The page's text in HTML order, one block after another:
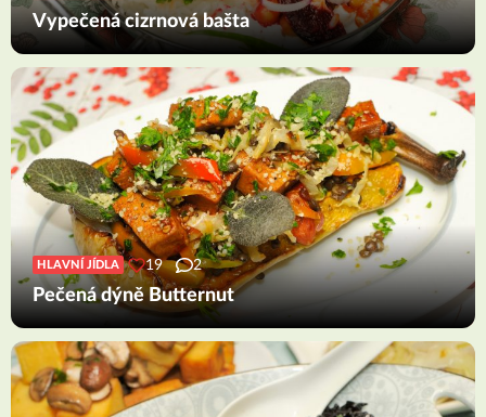
Vypečená cizrnová bašta
HLAVNÍ JÍDLA 19 2
Pečená dýně Butternut